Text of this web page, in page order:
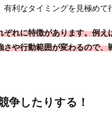
利なタイミングを見極めて
れに特徴があります。例え
や行動範囲が変わるので、
争したりする！